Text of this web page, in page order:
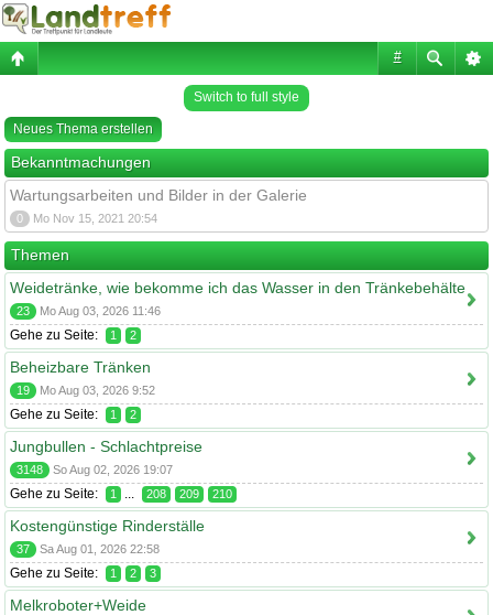
#
Switch to full style
Neues Thema erstellen
Bekanntmachungen
Wartungsarbeiten und Bilder in der Galerie
0 Mo Nov 15, 2021 20:54
Themen
Weidetränke, wie bekomme ich das Wasser in den Tränkebehälte
23 Mo Aug 03, 2026 11:46
Gehe zu Seite: 1 2
Beheizbare Tränken
19 Mo Aug 03, 2026 9:52
Gehe zu Seite: 1 2
Jungbullen - Schlachtpreise
3148 So Aug 02, 2026 19:07
Gehe zu Seite: 1 ... 208 209 210
Kostengünstige Rinderställe
37 Sa Aug 01, 2026 22:58
Gehe zu Seite: 1 2 3
Melkroboter+Weide